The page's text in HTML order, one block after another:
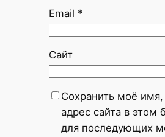
Email *
Сайт
Сохранить моё имя,
адрес сайта в этом
для последующих